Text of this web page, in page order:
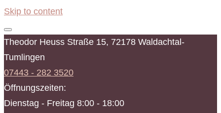
Skip to content
Theodor Heuss Straße 15, 72178 Waldachtal-
Tumlingen
07443 - 282 3520
Öffnungszeiten:
Dienstag - Freitag 8:00 - 18:00